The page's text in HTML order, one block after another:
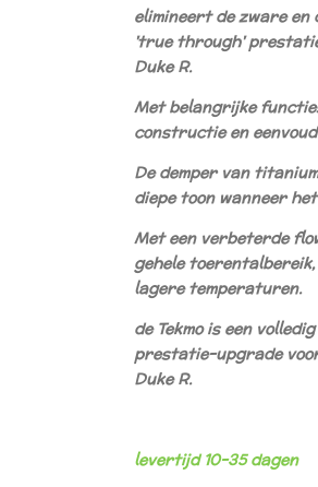
elimineert de zware
'true through'
Duke R.
Met belangrijke
constructie en
De demper van
diepe toon wanneer
Met een verbeterde
gehele
lagere temperaturen.
de Tekmo is een
prestatie-upgrade voor
Duke R.
levertijd 10-35 dagen